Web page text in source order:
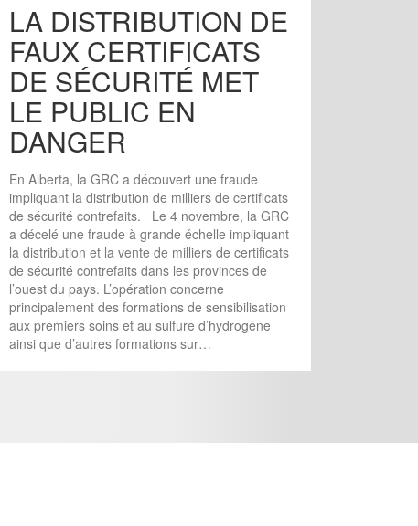
LA DISTRIBUTION DE
FAUX CERTIFICATS
DE SÉCURITÉ MET
LE PUBLIC EN
DANGER
En Alberta, la GRC a découvert une fraude
impliquant la distribution de milliers de certificats
de sécurité contrefaits. Le 4 novembre, la GRC
a décelé une fraude à grande échelle impliquant
la distribution et la vente de milliers de certificats
de sécurité contrefaits dans les provinces de
l’ouest du pays. L’opération concerne
principalement des formations de sensibilisation
aux premiers soins et au sulfure d’hydrogène
ainsi que d’autres formations sur…